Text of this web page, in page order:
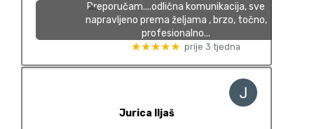
Preporučam....odlična komunikacija, sve
napravljeno prema željama , brzo, točno,
profesionalno...
★★★★★ prije 3 tjedna
Jurica Iljaš